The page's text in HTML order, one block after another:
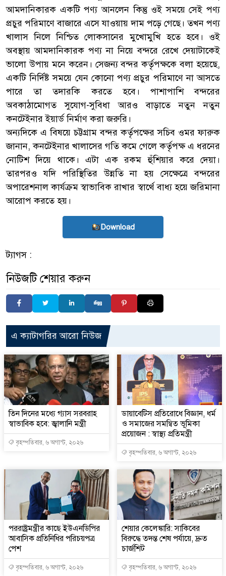
আমদানিকারক একটি পণ্য আনলেন কিন্তু ওই সময়ে সেই পণ্য
প্রচুর পরিমাণে বাজারে এসে যাওয়ায় দাম পড়ে গেছে। তখন পণ্য
খালাস নিলে নিশ্চিত লোকসানের মুখোমুখি হতে হবে। ওই
অবস্থায় আমদানিকারক পণ্য না নিয়ে বন্দরে রেখে দেয়াটাকেই
ভালো উপায় মনে করেন। সেজন্য বন্দর কর্তৃপক্ষকে বলা হয়েছে,
একটি নির্দিষ্ট সময়ে যেন কোনো পণ্য প্রচুর পরিমাণে না আসতে
পারে তা তদারকি করতে হবে। পাশাপাশি বন্দরের
অবকাঠামোগত সুযোগ-সুবিধা আরও বাড়াতে নতুন নতুন
কনটেইনার ইয়ার্ড নির্মাণ করা জরুরি।
অন্যদিকে এ বিষয়ে চট্টগ্রাম বন্দর কর্তৃপক্ষের সচিব ওমর ফারুক
জানান, কনটেইনার খালাসের গতি কমে গেলে কর্তৃপক্ষ এ ধরনের
নোটিশ দিয়ে থাকে। এটা এক রকম হুঁশিয়ার করে দেয়া।
তারপরও যদি পরিস্থিতির উন্নতি না হয় সেক্ষেত্রে বন্দরের
অপারেশনাল কার্যক্রম স্বাভাবিক রাখার স্বার্থে বাধ্য হয়ে জরিমানা
আরোপ করতে হয়।
Download
ট্যাগস :
নিউজটি শেয়ার করুন
এ ক্যাটাগরির আরো নিউজ
তিন দিনের মধ্যে গ্যাস সরবরাহ
স্বাভাবিক হবে: জ্বালানি মন্ত্রী
বৃহস্পতিবার, ৬ অগাস্ট, ২০২৬
ডায়াবেটিস প্রতিরোধে বিজ্ঞান, ধর্ম
ও সমাজের সমন্বিত ভূমিকা
প্রয়োজন : স্বাস্থ্য প্রতিমন্ত্রী
বৃহস্পতিবার, ৬ অগাস্ট, ২০২৬
পররাষ্ট্রমন্ত্রীর কা‌ছে ইউএনডিপির
আবাসিক প্রতিনিধির পরিচয়পত্র
পেশ
বৃহস্পতিবার, ৬ অগাস্ট, ২০২৬
শেয়ার কেলেঙ্কারি: সাকিবের
বিরুদ্ধে তদন্ত শেষ পর্যায়ে, দ্রুত
চার্জশিট
বৃহস্পতিবার, ৬ অগাস্ট, ২০২৬